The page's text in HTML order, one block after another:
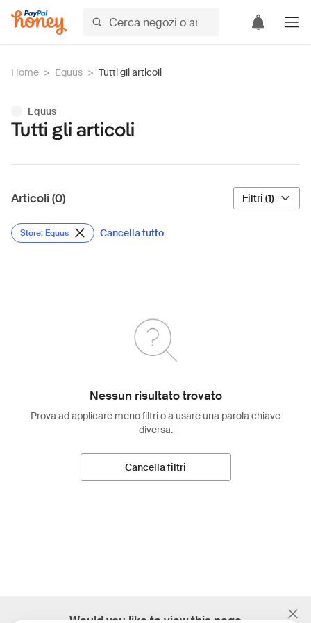
Home > Equus > Tutti gli articoli
Equus
Tutti gli articoli
Articoli (0) Filtri (1)
Store: Equus Cancella tutto
Nessun risultato trovato
Prova ad applicare meno filtri o a usare una parola chiave
diversa.
Cancella filtri